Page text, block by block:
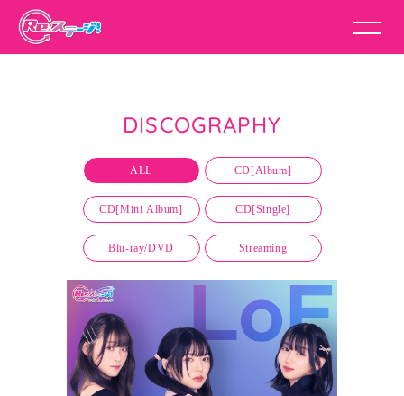
DISCOGRAPHY
ALL CD[Album]
CD[Mini Album] CD[Single]
Blu-ray/DVD Streaming